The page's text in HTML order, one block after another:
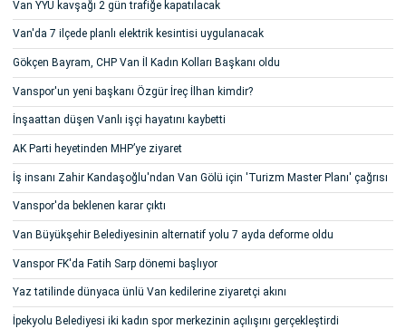
Van YYÜ kavşağı 2 gün trafiğe kapatılacak
Van'da 7 ilçede planlı elektrik kesintisi uygulanacak
Gökçen Bayram, CHP Van İl Kadın Kolları Başkanı oldu
Vanspor'un yeni başkanı Özgür İreç İlhan kimdir?
İnşaattan düşen Vanlı işçi hayatını kaybetti
AK Parti heyetinden MHP’ye ziyaret
İş insanı Zahir Kandaşoğlu'ndan Van Gölü için 'Turizm Master Planı' çağrısı
Vanspor'da beklenen karar çıktı
Van Büyükşehir Belediyesinin alternatif yolu 7 ayda deforme oldu
Vanspor FK'da Fatih Sarp dönemi başlıyor
Yaz tatilinde dünyaca ünlü Van kedilerine ziyaretçi akını
İpekyolu Belediyesi iki kadın spor merkezinin açılışını gerçekleştirdi